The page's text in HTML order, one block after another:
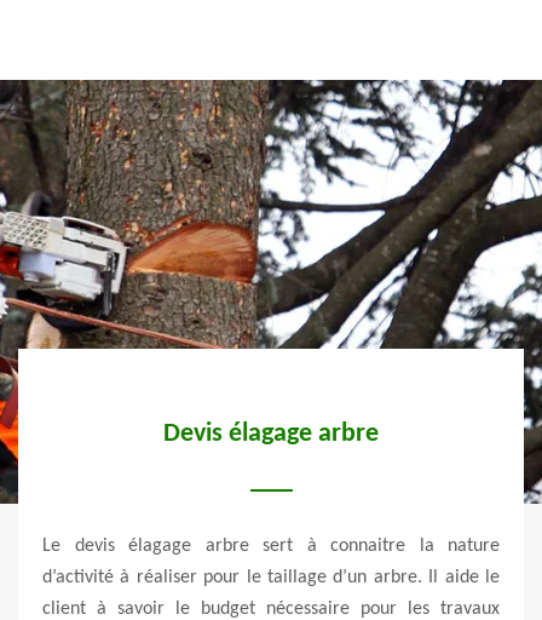
Devis élagage arbre
Le devis élagage arbre sert à connaitre la nature
d’activité à réaliser pour le taillage d’un arbre. Il aide le
client à savoir le budget nécessaire pour les travaux